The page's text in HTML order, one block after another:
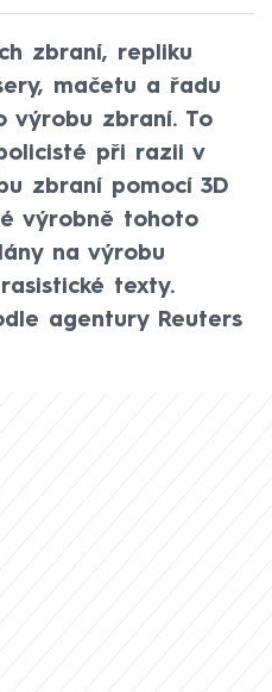
zbraní, repliku
mačetu a řadu
výrobu zbraní. To
při razii v
zbraní pomocí 3D
výrobně tohoto
na výrobu
texty.
agentury Reuters